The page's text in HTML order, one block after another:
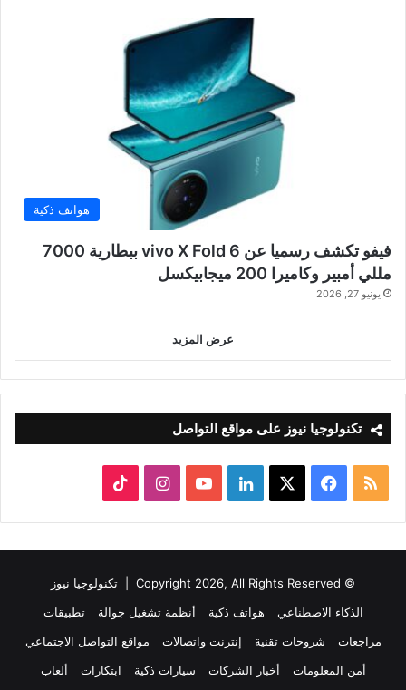
هواتف ذكية
فيفو تكشف رسميا عن vivo X Fold 6 ببطارية 7000
مللي أمبير وكاميرا 200 ميجابيكسل
يونيو 27, 2026
عرض المزيد
تكنولوجيا نيوز على مواقع التواصل
ملخص
الموقع
RSS
فيسبوك لينكدإن‫YouTubeانستقرام
© Copyright 2026, All Rights Reserved |
تكنولوجيا نيوز
الذكاء الاصطناعي
هواتف ذكية أنظمة تشغيل جوالة
تطبيقات
مراجعات
شروحات تقنية إنترنت واتصالات
مواقع التواصل الاجتماعي
أمن المعلومات
أخبار الشركات سيارات ذكية ابتكارات ألعاب